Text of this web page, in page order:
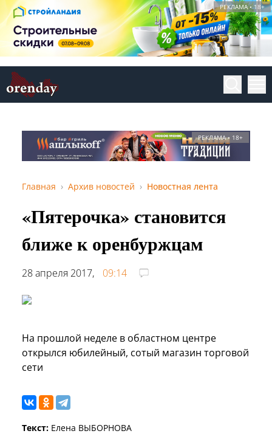
РЕКЛАМА • 18+
РЕКЛАМА • 18+
Главная Архив новостей Новостная лента
«Пятерочка» становится
ближе к оренбуржцам
28 апреля 2017, 09:14
На прошлой неделе в областном центре
открылся юбилейный, сотый магазин торговой
сети
Текст: Елена ВЫБОРНОВА